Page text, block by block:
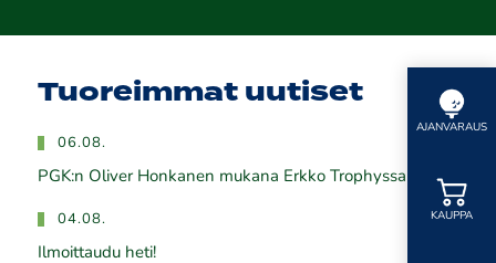
AJANVARAUS
KAUPPA
Tuoreimmat uutiset
06.08.
PGK:n Oliver Honkanen mukana Erkko Trophyssa
04.08.
Ilmoittaudu heti!